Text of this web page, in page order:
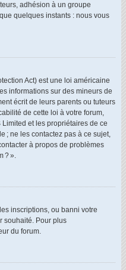
adhésion à un groupe
quelques instants : nous vous
Act) est une loi américaine
informations sur des mineurs de
écrit de leurs parents ou tuteurs
de cette loi à votre forum,
et les propriétaires de ce
; ne les contactez pas à ce sujet,
à propos de problèmes
? ».
inscriptions, ou banni votre
souhaité. Pour plus
du forum.